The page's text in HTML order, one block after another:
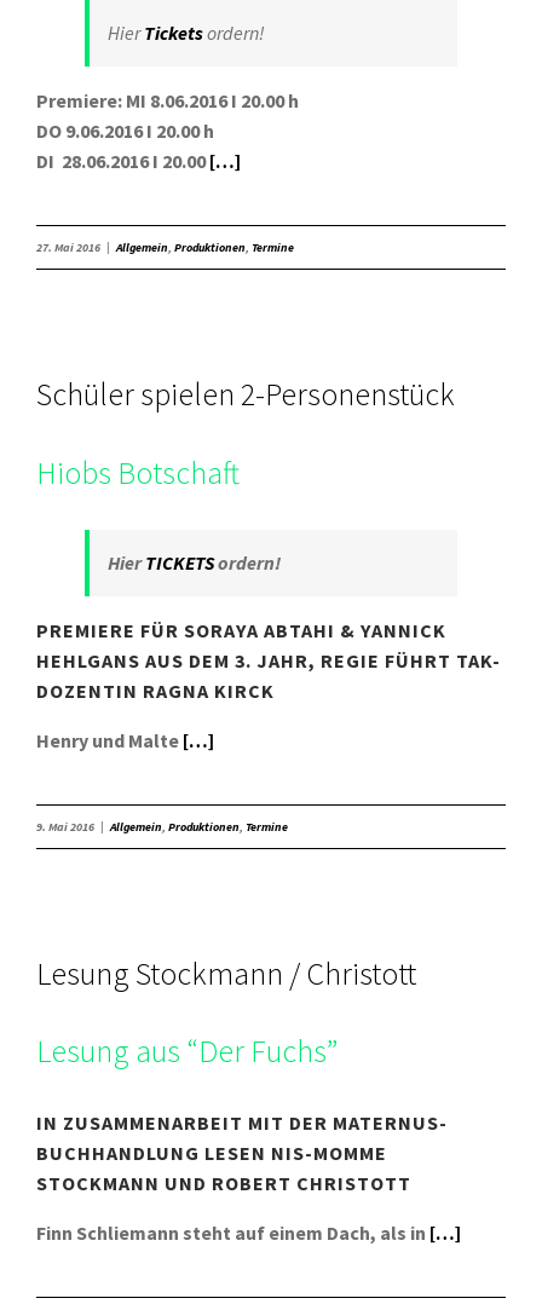
HierTicketsordern!
Premiere: MI 8.06.2016 Ι 20.00 h
DO 9.06.2016 Ι 20.00 h
DI 28.06.2016 Ι 20.00[…]
27. Mai 2016 Allgemein, Produktionen, Termine
Schüler spielen 2-Personenstück
Hiobs Botschaft
HierTICKETSordern!
PREMIERE FÜR SORAYA ABTAHI & YANNICK
HEHLGANS AUS DEM 3. JAHR, REGIE FÜHRT TAK-
DOZENTIN RAGNA KIRCK
Henry und Malte […]
9. Mai 2016 | Allgemein Produktionen Termine
Lesung Stockmann / Christott
Lesung aus “Der Fuchs”
IN ZUSAMMENARBEIT MIT DER MATERNUS-
BUCHHANDLUNG LESEN NIS-MOMME
STOCKMANN UND ROBERT CHRISTOTT
Finn Schliemann steht auf einem Dach, als in […]